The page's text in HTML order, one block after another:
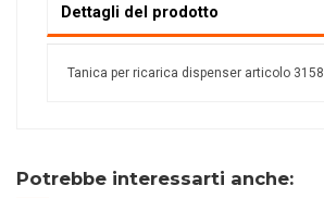
Dettagli del prodotto
Tanica per ricarica dispenser articolo 3158
Potrebbe interessarti anche: